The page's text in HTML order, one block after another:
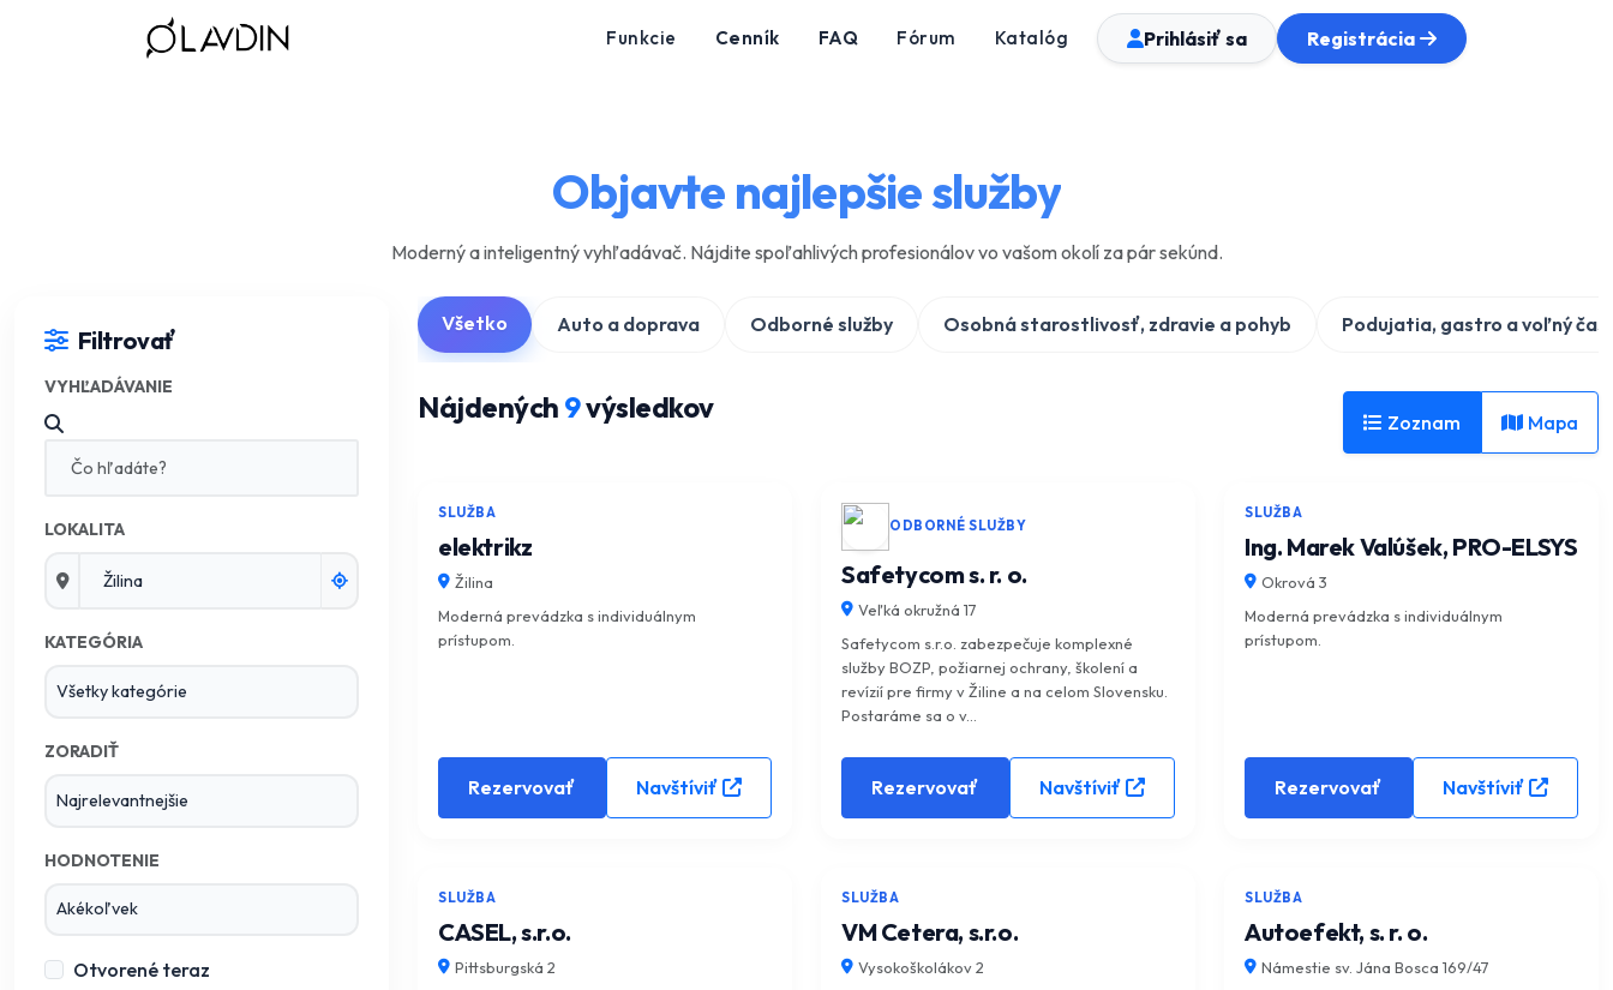
Funkcie Cenník FAQ Fórum Katalóg Prihlásiť sa Registrácia
Objavte najlepšie služby
Moderný a inteligentný vyhľadávač. Nájdite spoľahlivých profesionálov vo vašom okolí za pár sekúnd.
Filtrovať
VYHĽADÁVANIE
LOKALITA
KATEGÓRIA
ZORADIŤ
HODNOTENIE
Otvorené teraz
Všetko Auto a doprava Odborné služby Osobná starostlivosť, zdravie a pohyb Podujatia, gastro a voľný čas
Nájdených 9výsledkov Zoznam Mapa
SLUŽBA
elektrikz
Žilina
Moderná prevádzka s individuálnym
prístupom.
Rezervovať Navštíviť
ODBORNÉ SLUŽBY
Safetycom s. r. o.
Veľká okružná 17
Safetycom s.r.o. zabezpečuje komplexné
služby BOZP, požiarnej ochrany, školení a
revízií pre firmy v Žiline a na celom Slovensku.
Postaráme sa o v...
Rezervovať Navštíviť
SLUŽBA
Ing. Marek Valúšek, PRO-ELSYS
Okrová 3
Moderná prevádzka s individuálnym
prístupom.
Rezervovať Navštíviť
SLUŽBA
CASEL, s.r.o.
Pittsburgská 2
SLUŽBA
VM Cetera, s.r.o.
Vysokoškolákov 2
SLUŽBA
Autoefekt, s. r. o.
Námestie sv. Jána Bosca 169/47